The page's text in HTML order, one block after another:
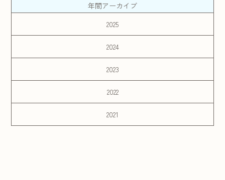
年間アーカイブ
2025
2024
2023
2022
2021